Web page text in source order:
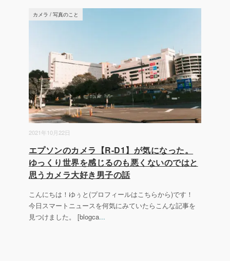
2021年10月22日
カメラ / 写真のこと
エプソンのカメラ【R-D1】が気になった。
ゆっくり世界を感じるのも悪くないのではと
思うカメラ大好き男子の話
こんにちは！ゆぅと(プロフィールはこちらから)です！
今日スマートニュースを何気にみていたらこんな記事を
見つけました。 [blogca...